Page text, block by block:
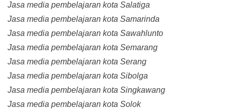
Jasa media pembelajaran kota Salatiga
Jasa media pembelajaran kota Samarinda
Jasa media pembelajaran kota Sawahlunto
Jasa media pembelajaran kota Semarang
Jasa media pembelajaran kota Serang
Jasa media pembelajaran kota Sibolga
Jasa media pembelajaran kota Singkawang
Jasa media pembelajaran kota Solok